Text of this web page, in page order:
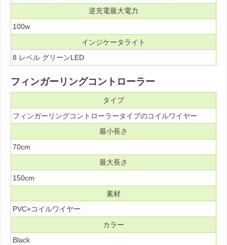
逆充電最大電力
100w
インジケータライト
8 レベル グリーンLED
フィンガーリングコントローラー
タイプ
フィンガーリングコントローラータイプのコイルワイヤー
最小長さ
70cm
最大長さ
150cm
素材
PVC+コイルワイヤー
カラー
Black